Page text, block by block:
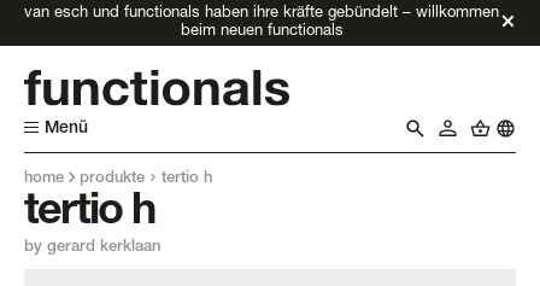
van esch und functionals haben ihre kräfte gebündelt – willkommen
beim neuen functionals
Menü
home produkte tertio h
tertio h
by gerard kerklaan